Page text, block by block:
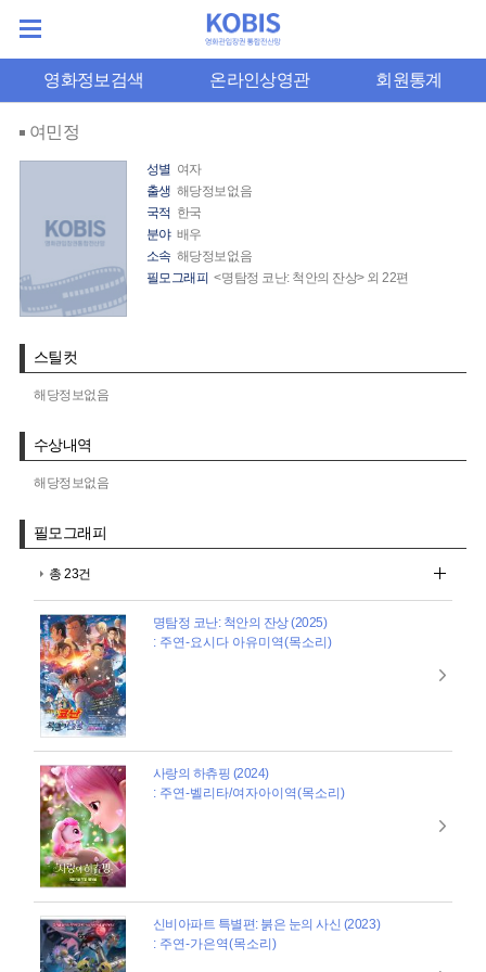
영화정보검색 온라인상영관 회원통계
여민정
성별 여자
출생 해당정보없음
국적 한국
분야 배우
소속 해당정보없음
필모그래피 <명탐정 코난: 척안의 잔상> 외 22편
스틸컷
해당정보없음
수상내역
해당정보없음
필모그래피
총 23건
명탐정 코난: 척안의 잔상 (2025)
: 주연-요시다 아유미역(목소리)
사랑의 하츄핑 (2024)
: 주연-벨리타/여자아이역(목소리)
신비아파트 특별편: 붉은 눈의 사신 (2023)
: 주연-가은역(목소리)